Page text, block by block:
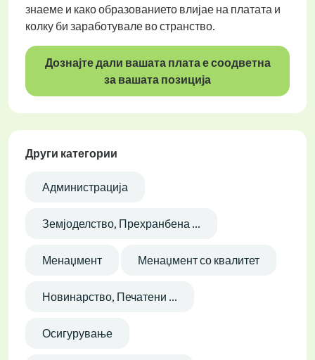
знаеме и како образованието влијае на платата и
колку би заработувале во странство.
Дознајте дали вашата плата е соодветна
за вашата позиција
Други категории
Администрација
Земјоделство, Прехранбена ...
Менаџмент Менаџмент со квалитет
Новинарство, Печатени ...
Осигурување